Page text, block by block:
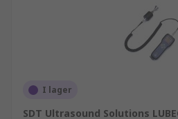
I lager
SDT Ultrasound Solutions